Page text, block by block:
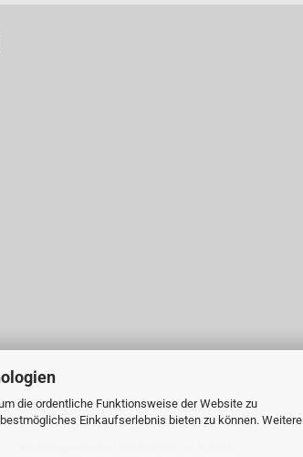
die ordentliche Funktionsweise der Website zu
Einkaufserlebnis bieten zu können. Weitere